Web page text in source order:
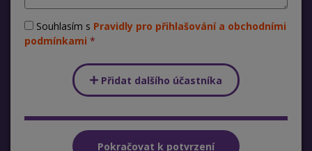
Souhlasím s Pravidly pro přihlašování a obchodními
podmínkami
Přidat dalšího účastníka